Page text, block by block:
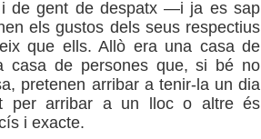
i de gent de despatx —i ja es sap
els gustos dels seus respectius
que ells. Allò era una casa de
casa de persones que, si bé no
pretenen arribar a tenir-la un dia
per arribar a un lloc o altre és
i exacte.